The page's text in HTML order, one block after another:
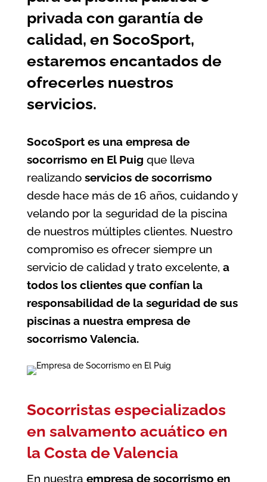
privada con garantía de
calidad, en SocoSport,
estaremos encantados de
ofrecerles nuestros
servicios.
SocoSport es una empresa de
socorrismo en El Puig que lleva
realizando servicios de socorrismo
desde hace más de 16 años, cuidando y
velando por la seguridad de la piscina
de nuestros múltiples clientes. Nuestro
compromiso es ofrecer siempre un
servicio de calidad y trato excelente, a
todos los clientes que confían la
responsabilidad de la seguridad de sus
piscinas a nuestra empresa de
socorrismo Valencia.
Socorristas especializados
en salvamento acuático en
la Costa de Valencia
En nuestra empresa de socorrismo en